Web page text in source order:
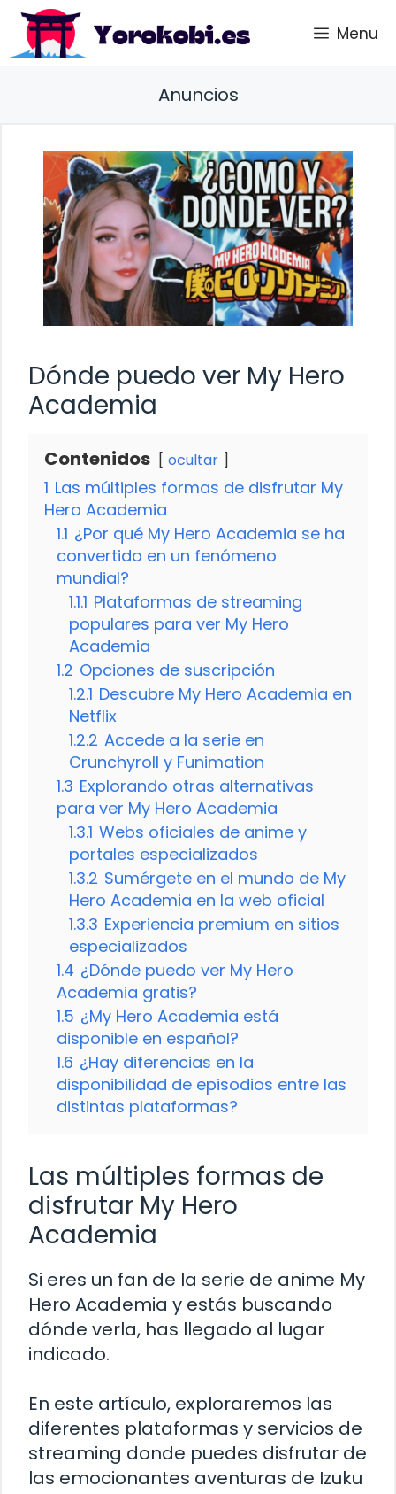
Saltar
contenido
Menu
Anuncios
Dónde puedo ver My Hero
Academia
Contenidos ocultar
1 Las múltiples formas de disfrutar My
Hero Academia
1.1 ¿Por qué My Hero Academia se ha
convertido en un fenómeno
mundial?
1.1.1 Plataformas de streaming
populares para ver My Hero
Academia
1.2 Opciones de suscripción
1.2.1 Descubre My Hero Academia en
Netflix
1.2.2 Accede a la serie en
Crunchyroll y Funimation
1.3 Explorando otras alternativas
para ver My Hero Academia
1.3.1 Webs oficiales de anime y
portales especializados
1.3.2 Sumérgete en el mundo de My
Hero Academia en la web oficial
1.3.3 Experiencia premium en sitios
especializados
1.4 ¿Dónde puedo ver My Hero
Academia gratis?
1.5 ¿My Hero Academia está
disponible en español?
1.6 ¿Hay diferencias en la
disponibilidad de episodios entre las
distintas plataformas?
Las múltiples formas de
disfrutar My Hero
Academia
Si eres un fan de la serie de anime My
Hero Academia y estás buscando
dónde verla, has llegado al lugar
indicado.
En este artículo, exploraremos las
diferentes plataformas y servicios de
streaming donde puedes disfrutar de
las emocionantes aventuras de Izuku